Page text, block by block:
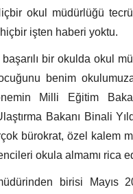
okul müdürlüğü
işten haberi yoktu.
bir okulda okul
benim
Milli Eğitim
Bakanı Binali
bürokrat, özel kalem
okula almamı rica
birisi Mayıs